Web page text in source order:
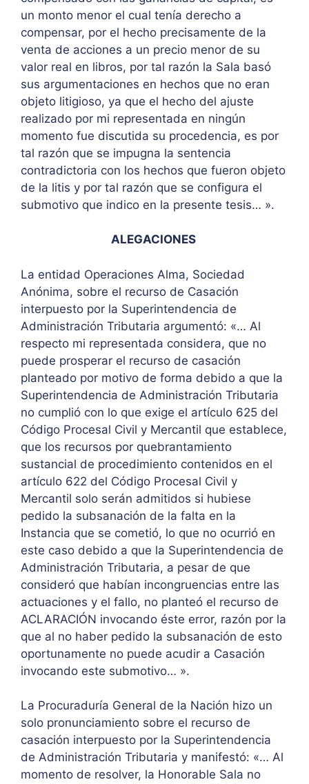
un monto menor el cual tenía derecho a
compensar, por el hecho precisamente de la
venta de acciones a un precio menor de su
valor real en libros, por tal razón la Sala basó
sus argumentaciones en hechos que no eran
objeto litigioso, ya que el hecho del ajuste
realizado por mi representada en ningún
momento fue discutida su procedencia, es por
tal razón que se impugna la sentencia
contradictoria con los hechos que fueron objeto
de la litis y por tal razón que se configura el
submotivo que indico en la presente tesis… ».
ALEGACIONES
La entidad Operaciones Alma, Sociedad
Anónima, sobre el recurso de Casación
interpuesto por la Superintendencia de
Administración Tributaria argumentó: «… Al
respecto mi representada considera, que no
puede prosperar el recurso de casación
planteado por motivo de forma debido a que la
Superintendencia de Administración Tributaria
no cumplió con lo que exige el artículo 625 del
Código Procesal Civil y Mercantil que establece,
que los recursos por quebrantamiento
sustancial de procedimiento contenidos en el
artículo 622 del Código Procesal Civil y
Mercantil solo serán admitidos si hubiese
pedido la subsanación de la falta en la
Instancia que se cometió, lo que no ocurrió en
este caso debido a que la Superintendencia de
Administración Tributaria, a pesar de que
consideró que habían incongruencias entre las
actuaciones y el fallo, no planteó el recurso de
ACLARACIÓN invocando éste error, razón por la
que al no haber pedido la subsanación de esto
oportunamente no puede acudir a Casación
invocando este submotivo… ».
La Procuraduría General de la Nación hizo un
solo pronunciamiento sobre el recurso de
casación interpuesto por la Superintendencia
de Administración Tributaria y manifestó: «… Al
momento de resolver, la Honorable Sala no